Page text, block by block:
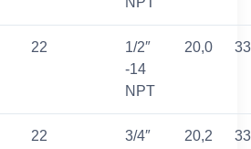
22
1/2″
-14
NPT
20,0
22
3/4″
20,2